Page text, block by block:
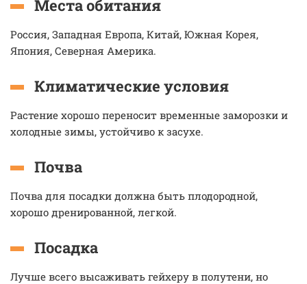
Места обитания
Россия, Западная Европа, Китай, Южная Корея,
Япония, Северная Америка.
Климатические условия
Растение хорошо переносит временные заморозки и
холодные зимы, устойчиво к засухе.
Почва
Почва для посадки должна быть плодородной,
хорошо дренированной, легкой.
Посадка
Лучше всего высаживать гейхеру в полутени, но